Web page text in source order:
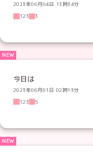
2023年06月04日 13時34分
123
3
今日は
2023年06月01日 02時13分
123
5